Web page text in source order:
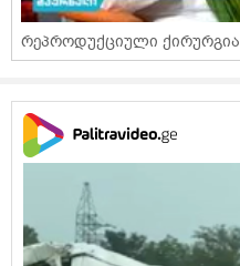
რეპროდუქციული ქირურგია